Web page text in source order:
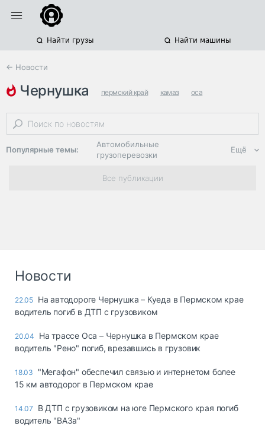
Найти грузы Найти машины
← Новости
чернушка пермский край камаз оса
Популярные темы:
Автомобильные
грузоперевозки
Региональная
логистика
опасные грузы
страхование
Склады и
грузовые
Коммерческий
Ещё
Все публикации
Новости
22.05 На автодороге Чернушка – Куеда в Пермском крае
водитель погиб в ДТП с грузовиком
20.04
На трассе Оса – Чернушка в Пермском крае
водитель "Рено" погиб, врезавшись в грузовик
18.03
"Мегафон" обеспечил связью и интернетом более
15 км автодорог в Пермском крае
14.07
В ДТП с грузовиком на юге Пермского края погиб
водитель "ВАЗа"